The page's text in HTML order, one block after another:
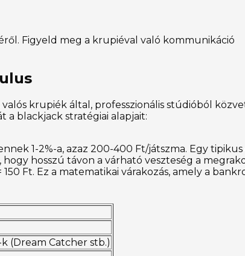
Figyeld meg a krupiéval való kommunikáció
krupiék által, professzionális stúdióból
a blackjack stratégiai alapjait:
1-2%-a, azaz 200-400 Ft/játszma. Egy
hosszú távon a várható veszteség a
Ft. Ez a matematikai várakozás, amely a
(Dream Catcher stb.)